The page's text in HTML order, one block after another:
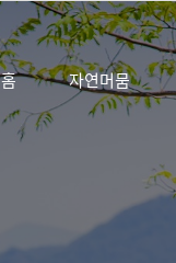
홈 자연머뭄